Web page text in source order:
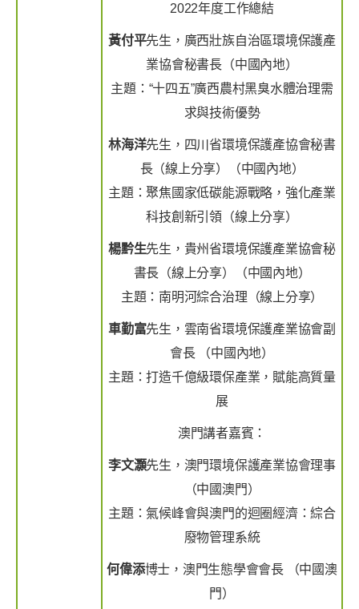
2022年度工作總結
黃付平先生，廣西壯族自治區環境保護產
業協會秘書長（中國內地）
主題：“十四五”廣西農村黑臭水體治理需
求與技術優勢
林海洋先生，四川省環境保護產協會秘書
長（線上分享）（中國內地）
主題：聚焦國家低碳能源戰略，強化產業
科技創新引領（線上分享）
楊黔生先生，貴州省環境保護產業協會秘
書長（線上分享）（中國內地）
主題：南明河綜合治理（線上分享）
車勤富先生，雲南省環境保護產業協會副
會長 （中國內地）
主題：打造千億級環保產業，賦能高質量
展
澳門講者嘉賓：
李文灝先生，澳門環境保護產業協會理事
（中國澳門）
主題：氣候峰會與澳門的迴圈經濟：綜合
廢物管理系統
何偉添博士，澳門生態學會會長 （中國澳
門）